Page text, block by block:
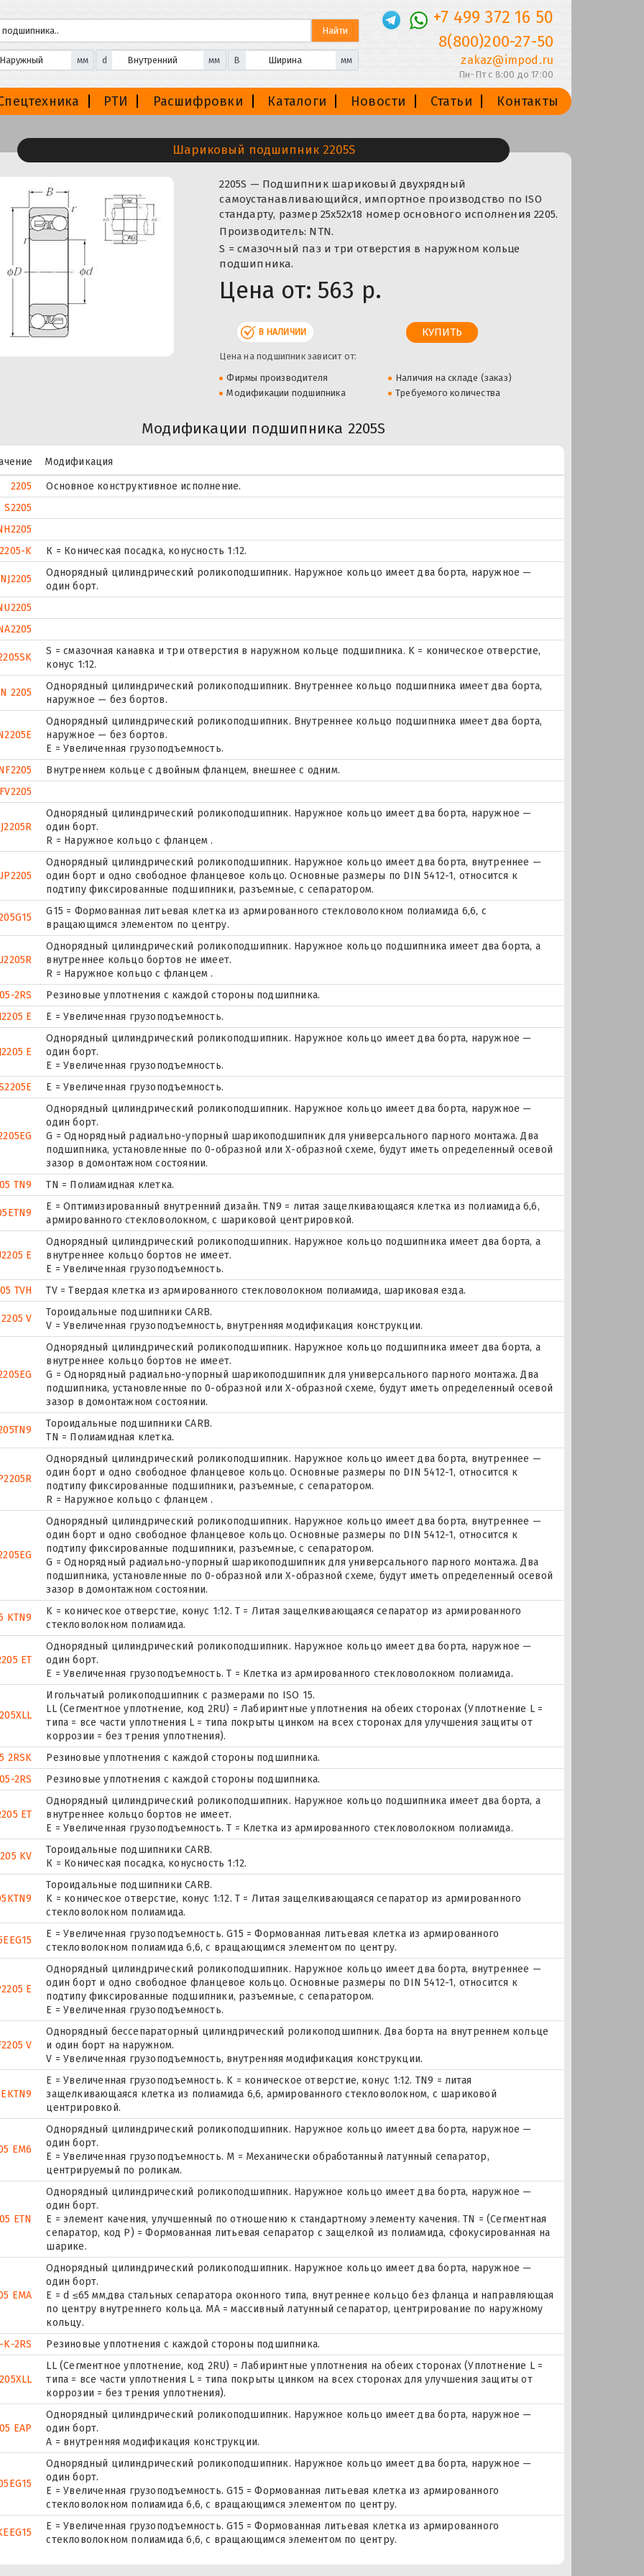
мм d мм B мм
+7 499 372 16 50
8(800)200-27-50
zakaz@impod.ru
Пн-Пт с 8:00 до 17:00
РТИ Расшифровки Каталоги Новости Статьи Контакты
Шариковый подшипник 2205S
2205S — Подшипник шариковый двухрядный
самоустанавливающийся, импортное производство по ISO
стандарту, размер 25x52x18 номер основного исполнения 2205.
Производитель: NTN.
S = смазочный паз и три отверстия в наружном кольце
подшипника.
Цена от: 563 р.
В НАЛИЧИИ
Цена на подшипник зависит от:
Фирмы производителя
Наличия на складе (заказ)
Модификации подшипника
Требуемого количества
Модификации подшипника 2205S
Модификация
2205
Основное конструктивное исполнение.
S2205
2205-K
К = Коническая посадка, конусность 1:12.
NJ2205
Однорядный цилиндрический роликоподшипник. Наружное кольцо имеет два борта, наружное —
один борт.
S = смазочная канавка и три отверстия в наружном кольце подшипника. K = коническое отверстие,
конус 1:12.
N 2205
Однорядный цилиндрический роликоподшипник. Внутреннее кольцо подшипника имеет два борта,
наружное — без бортов.
Однорядный цилиндрический роликоподшипник. Внутреннее кольцо подшипника имеет два борта,
наружное — без бортов.
Е = Увеличенная грузоподъемность.
Внутреннем кольце с двойным фланцем, внешнее с одним.
Однорядный цилиндрический роликоподшипник. Наружное кольцо имеет два борта, наружное —
один борт.
R = Наружное кольцо с фланцем .
Однорядный цилиндрический роликоподшипник. Наружное кольцо имеет два борта, внутреннее —
один борт и одно свободное фланцевое кольцо. Основные размеры по DIN 5412-1, относится к
подтипу фиксированные подшипники, разъемные, с сепаратором.
G15 = Формованная литьевая клетка из армированного стекловолокном полиамида 6,6, с
вращающимся элементом по центру.
Однорядный цилиндрический роликоподшипник. Наружное кольцо подшипника имеет два борта, а
внутреннее кольцо бортов не имеет.
R = Наружное кольцо с фланцем .
2RS
Резиновые уплотнения с каждой стороны подшипника.
E
Е = Увеличенная грузоподъемность.
E
Однорядный цилиндрический роликоподшипник. Наружное кольцо имеет два борта, наружное —
один борт.
Е = Увеличенная грузоподъемность.
Е = Увеличенная грузоподъемность.
Однорядный цилиндрический роликоподшипник. Наружное кольцо имеет два борта, наружное —
один борт.
G = Однорядный радиально-упорный шарикоподшипник для универсального парного монтажа. Два
подшипника, установленные по 0-образной или Х-образной схеме, будут иметь определенный осевой
зазор в домонтажном состоянии.
TN9
TN = Полиамидная клетка.
E = Оптимизированный внутренний дизайн. TN9 = литая защелкивающаяся клетка из полиамида 6,6,
армированного стекловолокном, с шариковой центрировкой.
E
Однорядный цилиндрический роликоподшипник. Наружное кольцо подшипника имеет два борта, а
внутреннее кольцо бортов не имеет.
Е = Увеличенная грузоподъемность.
TVH
TV = Твердая клетка из армированного стекловолокном полиамида, шариковая езда.
2205 V
Тороидальные подшипники CARB.
V = Увеличенная грузоподъемность, внутренняя модификация конструкции.
Однорядный цилиндрический роликоподшипник. Наружное кольцо подшипника имеет два борта, а
внутреннее кольцо бортов не имеет.
G = Однорядный радиально-упорный шарикоподшипник для универсального парного монтажа. Два
подшипника, установленные по 0-образной или Х-образной схеме, будут иметь определенный осевой
зазор в домонтажном состоянии.
Тороидальные подшипники CARB.
TN = Полиамидная клетка.
Однорядный цилиндрический роликоподшипник. Наружное кольцо имеет два борта, внутреннее —
один борт и одно свободное фланцевое кольцо. Основные размеры по DIN 5412-1, относится к
подтипу фиксированные подшипники, разъемные, с сепаратором.
R = Наружное кольцо с фланцем .
Однорядный цилиндрический роликоподшипник. Наружное кольцо имеет два борта, внутреннее —
один борт и одно свободное фланцевое кольцо. Основные размеры по DIN 5412-1, относится к
подтипу фиксированные подшипники, разъемные, с сепаратором.
G = Однорядный радиально-упорный шарикоподшипник для универсального парного монтажа. Два
подшипника, установленные по 0-образной или Х-образной схеме, будут иметь определенный осевой
зазор в домонтажном состоянии.
KTN9
K = коническое отверстие, конус 1:12. T = Литая защелкивающаяся сепаратор из армированного
стекловолокном полиамида.
ET
Однорядный цилиндрический роликоподшипник. Наружное кольцо имеет два борта, наружное —
один борт.
E = Увеличенная грузоподъемность. T = Клетка из армированного стекловолокном полиамида.
Игольчатый роликоподшипник с размерами по ISO 15.
LL (Сегментное уплотнение, код 2RU) = Лабиринтные уплотнения на обеих сторонах (Уплотнение L =
типа = все части уплотнения L = типа покрыты цинком на всех сторонах для улучшения защиты от
коррозии = без трения уплотнения).
2RSK
Резиновые уплотнения с каждой стороны подшипника.
2RS
Резиновые уплотнения с каждой стороны подшипника.
ET
Однорядный цилиндрический роликоподшипник. Наружное кольцо подшипника имеет два борта, а
внутреннее кольцо бортов не имеет.
E = Увеличенная грузоподъемность. T = Клетка из армированного стекловолокном полиамида.
KV
Тороидальные подшипники CARB.
К = Коническая посадка, конусность 1:12.
Тороидальные подшипники CARB.
K = коническое отверстие, конус 1:12. T = Литая защелкивающаяся сепаратор из армированного
стекловолокном полиамида.
E = Увеличенная грузоподъемность. G15 = Формованная литьевая клетка из армированного
стекловолокном полиамида 6,6, с вращающимся элементом по центру.
E
Однорядный цилиндрический роликоподшипник. Наружное кольцо имеет два борта, внутреннее —
один борт и одно свободное фланцевое кольцо. Основные размеры по DIN 5412-1, относится к
подтипу фиксированные подшипники, разъемные, с сепаратором.
Е = Увеличенная грузоподъемность.
V
Однорядный бессепараторный цилиндрический роликоподшипник. Два борта на внутреннем кольце
и один борт на наружном.
V = Увеличенная грузоподъемность, внутренняя модификация конструкции.
E = Увеличенная грузоподъемность. K = коническое отверстие, конус 1:12. TN9 = литая
защелкивающаяся клетка из полиамида 6,6, армированного стекловолокном, с шариковой
центрировкой.
EM6
Однорядный цилиндрический роликоподшипник. Наружное кольцо имеет два борта, наружное —
один борт.
E = Увеличенная грузоподъемность. М = Механически обработанный латунный сепаратор,
центрируемый по роликам.
ETN
Однорядный цилиндрический роликоподшипник. Наружное кольцо имеет два борта, наружное —
один борт.
E = элемент качения, улучшенный по отношению к стандартному элементу качения. TN = (Сегментная
сепаратор, код P) = Формованная литьевая сепаратор с защелкой из полиамида, сфокусированная на
шарике.
EMA
Однорядный цилиндрический роликоподшипник. Наружное кольцо имеет два борта, наружное —
один борт.
E = d ≤65 мм,два стальных сепаратора оконного типа, внутреннее кольцо без фланца и направляющая
по центру внутреннего кольца. MA = массивный латунный сепаратор, центрирование по наружному
кольцу.
K-2RS
Резиновые уплотнения с каждой стороны подшипника.
LL (Сегментное уплотнение, код 2RU) = Лабиринтные уплотнения на обеих сторонах (Уплотнение L =
типа = все части уплотнения L = типа покрыты цинком на всех сторонах для улучшения защиты от
коррозии = без трения уплотнения).
EAP
Однорядный цилиндрический роликоподшипник. Наружное кольцо имеет два борта, наружное —
один борт.
A = внутренняя модификация конструкции.
Однорядный цилиндрический роликоподшипник. Наружное кольцо имеет два борта, наружное —
один борт.
E = Увеличенная грузоподъемность. G15 = Формованная литьевая клетка из армированного
стекловолокном полиамида 6,6, с вращающимся элементом по центру.
E = Увеличенная грузоподъемность. G15 = Формованная литьевая клетка из армированного
стекловолокном полиамида 6,6, с вращающимся элементом по центру.